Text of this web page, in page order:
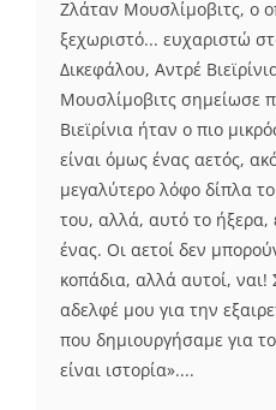
Ζλάταν Μουσλίμοβιτς, ο
ξεχωριστό... ευχαριστώ
Δικεφάλου, Αντρέ
Μουσλίμοβιτς σημείωσε
Βιεϊρίνια ήταν ο πιο
είναι όμως ένας αετός,
μεγαλύτερο λόφο δίπλα
του, αλλά, αυτό το ήξερα,
ένας. Οι αετοί δεν
κοπάδια, αλλά αυτοί, ναι!
αδελφέ μου για την
που δημιουργήσαμε για
είναι ιστορία»....